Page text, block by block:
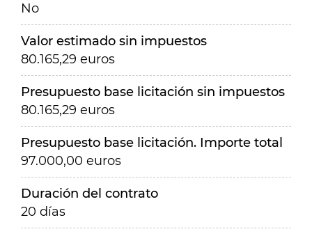
No
Valor estimado sin impuestos
80.165,29 euros
Presupuesto base licitación sin impuestos
80.165,29 euros
Presupuesto base licitación. Importe total
97.000,00 euros
Duración del contrato
20 días